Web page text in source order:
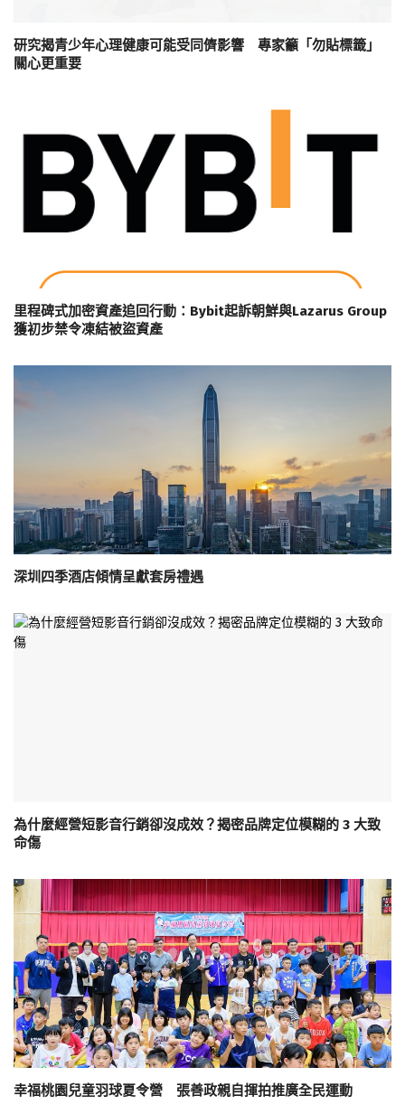
研究揭青少年心理健康可能受同儕影響 專家籲「勿貼標籤」
關心更重要
里程碑式加密資產追回行動：Bybit起訴朝鮮與Lazarus Group
獲初步禁令凍結被盜資產
深圳四季酒店傾情呈獻套房禮遇
為什麼經營短影音行銷卻沒成效？揭密品牌定位模糊的 3 大致
命傷
幸福桃園兒童羽球夏令營 張善政親自揮拍推廣全民運動